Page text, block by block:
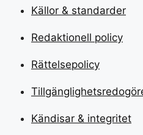
Källor & standarder
Redaktionell policy
Rättelsepolicy
Kändisar & integritet